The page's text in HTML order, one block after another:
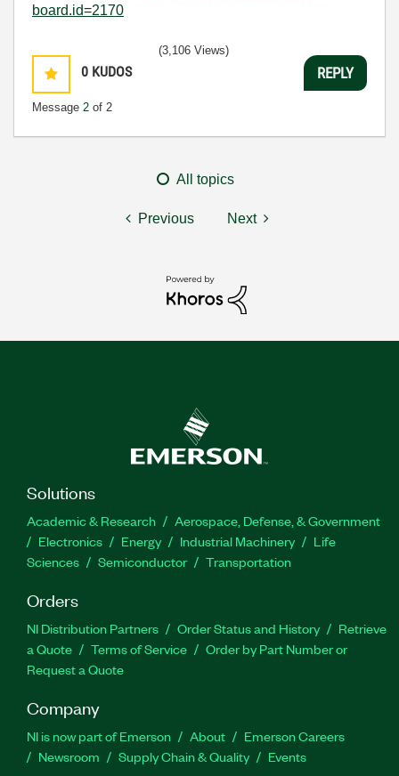
board.id=2170
0 KUDOS
Message 2 of 2
(3,106 Views)
REPLY
All topics
Previous Next
Solutions
Academic & Research
Aerospace, Defense, & Government
Electronics
Energy Industrial Machinery
Life
Sciences
Semiconductor Transportation
Orders
NI Distribution Partners Order Status and History
Retrieve
a Quote
Terms of Service
Order by Part Number or
Request a Quote
Company
NI is now part of Emerson About
Emerson Careers
Newsroom
Supply Chain & Quality Events